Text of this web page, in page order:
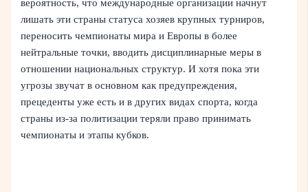
вероятность, что международные организации начнут
лишать эти страны статуса хозяев крупных турниров,
переносить чемпионаты мира и Европы в более
нейтральные точки, вводить дисциплинарные меры в
отношении национальных структур. И хотя пока эти
угрозы звучат в основном как предупреждения,
прецеденты уже есть и в других видах спорта, когда
страны из-за политизации теряли право принимать
чемпионаты и этапы кубков.